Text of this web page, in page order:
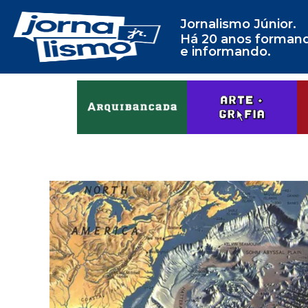
Jornalismo Júnior.
Há 20 anos
e informando.